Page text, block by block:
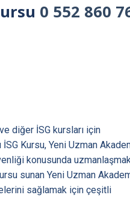
0 552 860
diğer İSG kursları için
İSG Kursu, Yeni Uzman
konusunda
sunan Yeni Uzman
sağlamak için çeşitli